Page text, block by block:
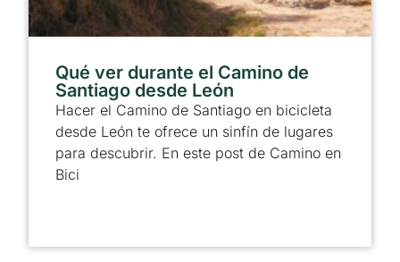
Qué ver durante el Camino de
Santiago desde León
Hacer el Camino de Santiago en bicicleta
desde León te ofrece un sinfín de lugares
para descubrir. En este post de Camino en
Bici